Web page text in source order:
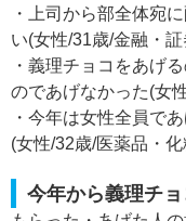
・上司から部全体宛
い(女性/31歳/金融・証
・義理チョコをあげ
のであげなかった(女
・今年は女性全員で
(女性/32歳/医薬品・
今年から義理チ